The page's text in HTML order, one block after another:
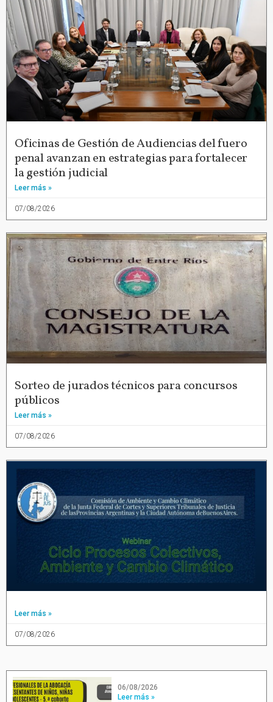
Oficinas de Gestión de Audiencias del fuero
penal avanzan en estrategias para fortalecer
la gestión judicial
Leer más »
07/08/2026
Sorteo de jurados técnicos para concursos
públicos
Leer más »
07/08/2026
Leer más »
07/08/2026
06/08/2026
Leer más »